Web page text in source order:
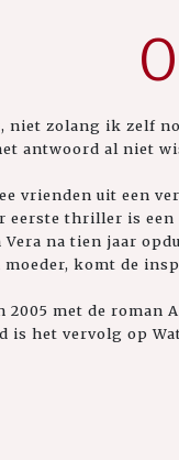
niet zolang ik zelf
antwoord al niet
vrienden uit een
thriller is een
Vera na tien jaar
komt de
2005 met de
is het vervolg op